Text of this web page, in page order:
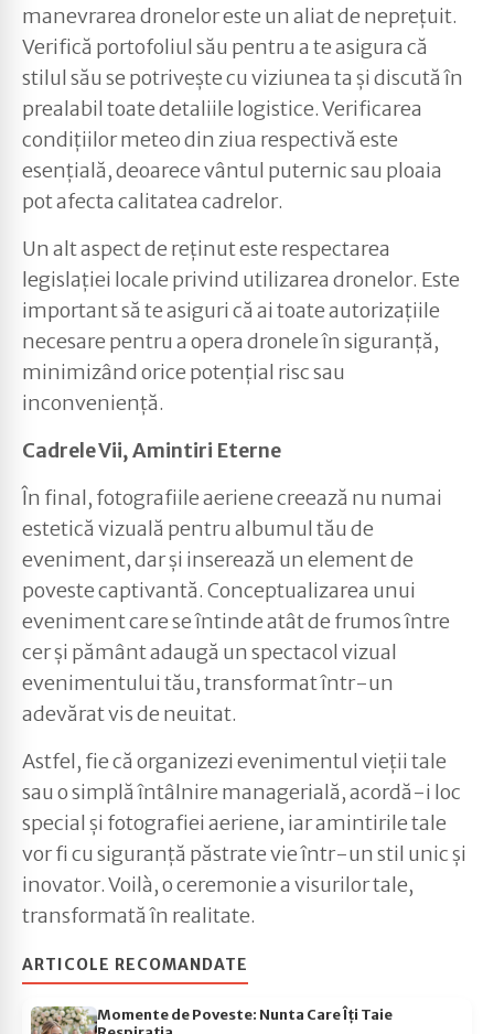
manevrarea dronelor este un aliat de neprețuit.
Verifică portofoliul său pentru a te asigura că
stilul său se potrivește cu viziunea ta și discută în
prealabil toate detaliile logistice. Verificarea
condițiilor meteo din ziua respectivă este
esențială, deoarece vântul puternic sau ploaia
pot afecta calitatea cadrelor.
Un alt aspect de reținut este respectarea
legislației locale privind utilizarea dronelor. Este
important să te asiguri că ai toate autorizațiile
necesare pentru a opera dronele în siguranță,
minimizând orice potențial risc sau
inconveniență.
Cadrele Vii, Amintiri Eterne
În final, fotografiile aeriene creează nu numai
estetică vizuală pentru albumul tău de
eveniment, dar și inserează un element de
poveste captivantă. Conceptualizarea unui
eveniment care se întinde atât de frumos între
cer și pământ adaugă un spectacol vizual
evenimentului tău, transformat într-un
adevărat vis de neuitat.
Astfel, fie că organizezi evenimentul vieții tale
sau o simplă întâlnire managerială, acordă-i loc
special și fotografiei aeriene, iar amintirile tale
vor fi cu siguranță păstrate vie într-un stil unic și
inovator. Voilà, o ceremonie a visurilor tale,
transformată în realitate.
ARTICOLE RECOMANDATE
Momente de Poveste: Nunta Care Îți Taie